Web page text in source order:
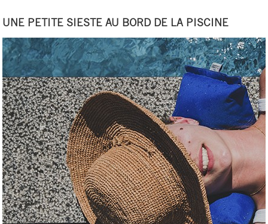
UNE PETITE SIESTE AU BORD DE LA PISCINE